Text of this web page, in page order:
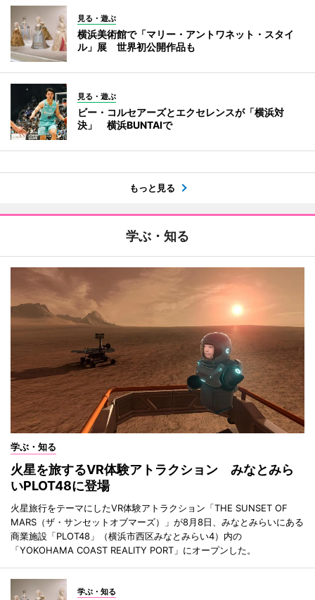
見る・遊ぶ
横浜美術館で「マリー・アントワネット・スタイ
ル」展 世界初公開作品も
見る・遊ぶ
ビー・コルセアーズとエクセレンスが「横浜対
決」 横浜BUNTAIで
もっと見る
学ぶ・知る
学ぶ・知る
火星を旅するVR体験アトラクション みなとみら
いPLOT48に登場
火星旅行をテーマにしたVR体験アトラクション「THE SUNSET OF
MARS（ザ・サンセットオブマーズ）」が8月8日、みなとみらいにある
商業施設「PLOT48」（横浜市西区みなとみらい4）内の
「YOKOHAMA COAST REALITY PORT」にオープンした。
学ぶ・知る